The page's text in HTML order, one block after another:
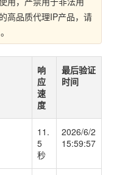
高品质代理IP产品，请
。
响
应
速
度
最后验证
时间
11.
5
秒
2026/6/2
15:59:57